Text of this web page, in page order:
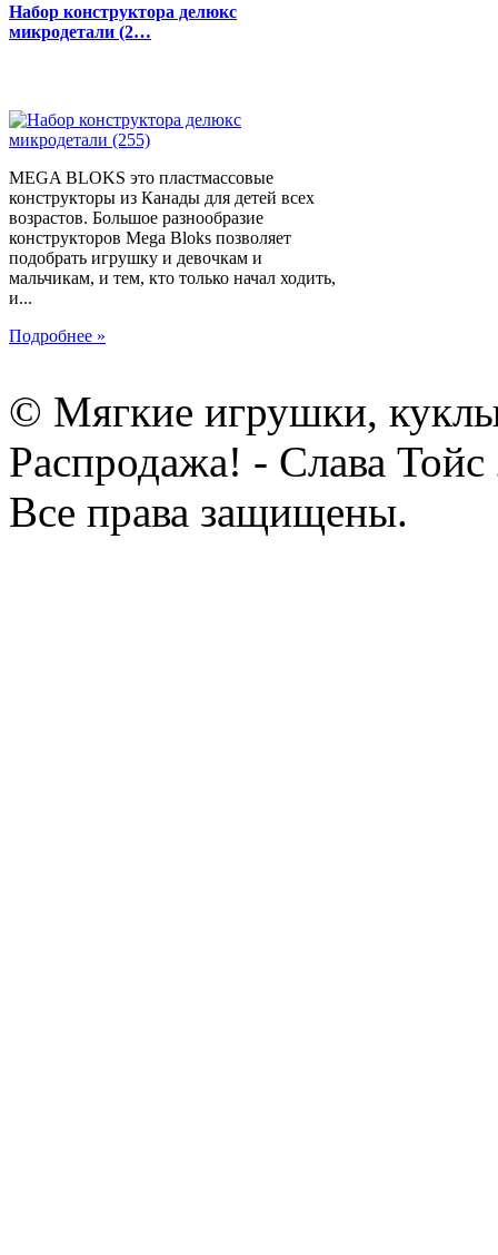
Набор конструктора делюкс
микродетали (2…
MEGA BLOKS это пластмассовые
конструкторы из Канады для детей всех
возрастов. Большое разнообразие
конструкторов Mega Bloks позволяет
подобрать игрушку и девочкам и
мальчикам, и тем, кто только начал ходить,
и...
Подробнее »
© Мягкие игрушки,
Распродажа! - Слава Тойс
Все права защищены.